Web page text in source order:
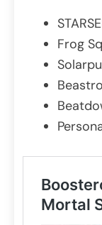
Frog
Beastro